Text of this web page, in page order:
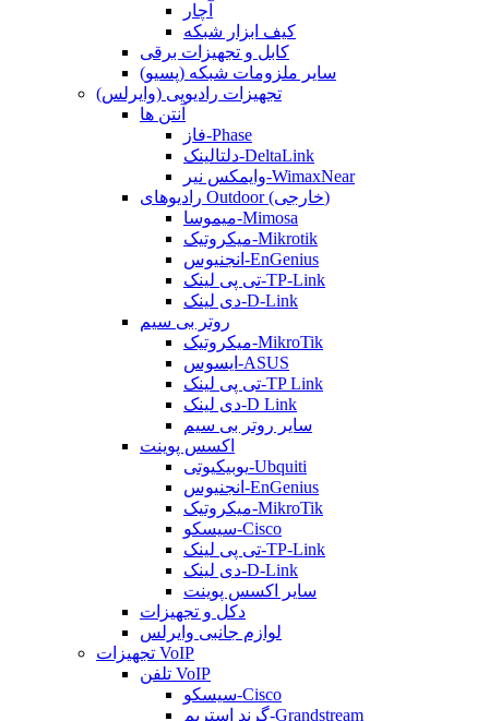
آچار
کیف ابزار شبکه
کابل و تجهیزات برقی
سایر ملزومات شبکه (پسیو)
تجهیزات رادیویی (وایرلس)
آنتن ها
فاز-Phase
دلتالینک-DeltaLink
وایمکس نیر-WimaxNear
رادیوهای Outdoor (خارجی)
میموسا-Mimosa
میکروتیک-Mikrotik
انجنیوس-EnGenius
تی پی لینک-TP-Link
دی لینک-D-Link
روتر بی سیم
میکروتیک-MikroTik
ایسوس-ASUS
تی پی لینک-TP Link
دی لینک-D Link
سایر روتر بی سیم
اکسس پوینت
یوبیکیوتی-Ubquiti
انجنیوس-EnGenius
میکروتیک-MikroTik
سیسکو-Cisco
تی پی لینک-TP-Link
دی لینک-D-Link
سایر اکسس پوینت
دکل و تجهیزات
لوازم جانبی وایرلس
تجهیزات VoIP
تلفن VoIP
سیسکو-Cisco
گرند استریم-Grandstream